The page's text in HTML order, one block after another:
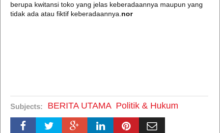
berupa kwitansi toko yang jelas keberadaannya maupun yang
tidak ada atau fiktif keberadaannya. nor
Subjects: BERITA UTAMA Politik & Hukum